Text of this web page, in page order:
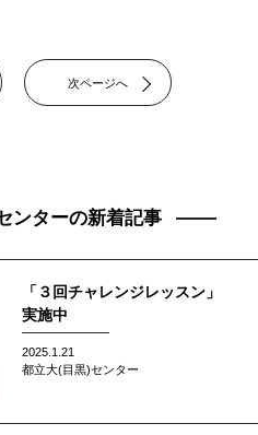
次ページへ
ンターの新着記事
「３回チャレンジレッスン」
実施中
2025.1.21
都立大(目黒)センター